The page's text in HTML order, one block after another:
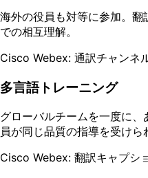
海外の役員も対等に参加。
での相互理解。
Cisco Webex: 通訳チャンネ
多言語トレーニング
グローバルチームを一度に
員が同じ品質の指導を受けら
Cisco Webex: 翻訳キャプシ